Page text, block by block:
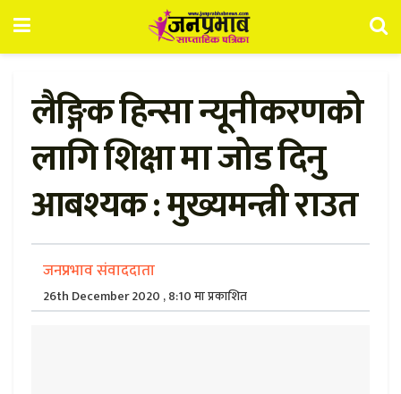
लैङ्गिक हिन्सा न्यूनीकरणको
लागि शिक्षा मा जोड दिनु
आबश्यक : मुख्यमन्त्री राउत
जनप्रभाव संवाददाता
26th December 2020 , 8:10 मा प्रकाशित